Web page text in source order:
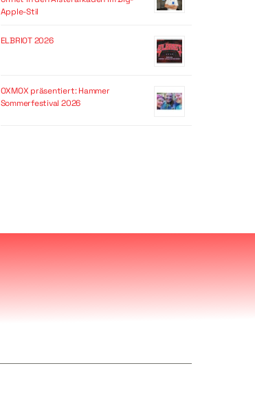
Apple-Stil
ELBRIOT 2026
OXMOX präsentiert: Hammer
Sommerfestival 2026